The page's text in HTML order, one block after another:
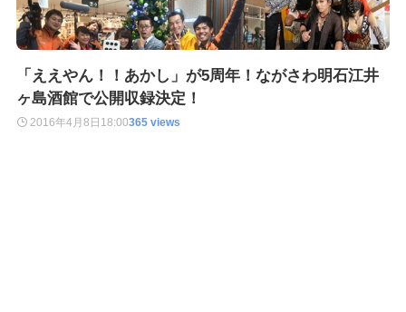
「ええやん！！あかし」が5周年！ながさわ明石江井
ヶ島酒館で公開収録決定！
2016年4月8日 18:00365 views